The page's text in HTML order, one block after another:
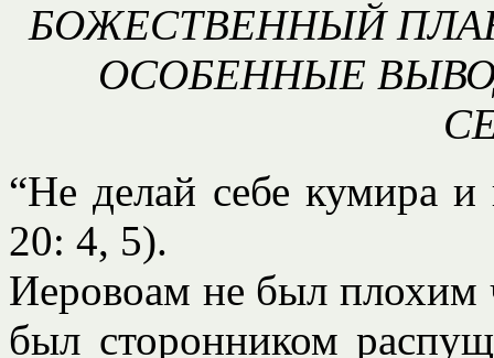
БОЖЕСТВЕННЫЙ
ОСОБЕННЫЕ
“Не делай себе кумира и
20: 4, 5).
Иеровоам не был плохим
был сторонником